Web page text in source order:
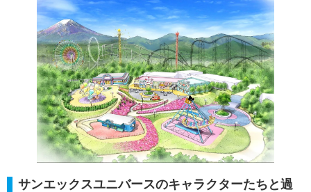
サンエックスユニバースのキャラクターたちと過